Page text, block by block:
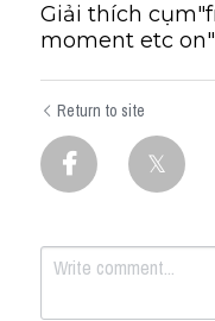
Giải thích
moment etc
Return to site